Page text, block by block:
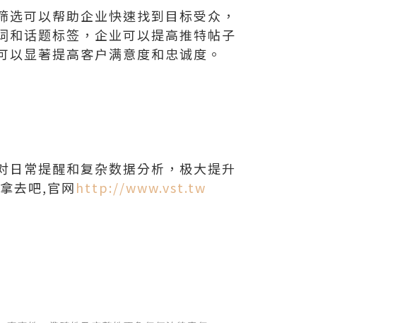
可以帮助企业快速找到目标受众，
和话题标签，企业可以提高推特帖子
显著提高客户满意度和忠诚度。
日常提醒和复杂数据分析，极大提升
去吧,官网http://www.vst.tw